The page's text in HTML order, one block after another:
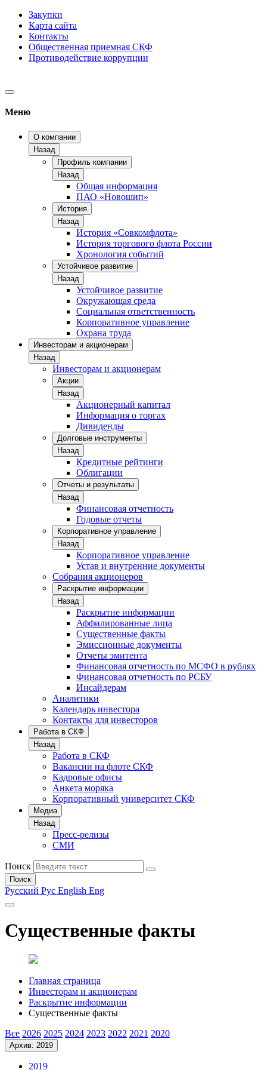
Закупки
Карта сайта
Контакты
Общественная приемная СКФ
Противодействие коррупции
Меню
О компании
Назад
Профиль компании
Назад
Общая информация
ПАО «Новошип»
История
Назад
История «Совкомфлота»
История торгового флота России
Хронология событий
Устойчивое развитие
Назад
Устойчивое развитие
Окружающая среда
Социальная ответственность
Корпоративное управление
Охрана труда
Инвесторам и акционерам
Назад
Инвесторам и акционерам
Акции
Назад
Акционерный капитал
Информация о торгах
Дивиденды
Долговые инструменты
Назад
Кредитные рейтинги
Облигации
Отчеты и результаты
Назад
Финансовая отчетность
Годовые отчеты
Корпоративное управление
Назад
Корпоративное управление
Устав и внутренние документы
Собрания акционеров
Раскрытие информации
Назад
Раскрытие информации
Аффилированные лица
Существенные факты
Эмиссионные документы
Отчеты эмитента
Финансовая отчетность по МСФО в рублях
Финансовая отчетность по РСБУ
Инсайдерам
Аналитики
Календарь инвестора
Контакты для инвесторов
Работа в СКФ
Назад
Работа в СКФ
Вакансии на флоте СКФ
Кадровые офисы
Анкета моряка
Корпоративный университет СКФ
Медиа
Назад
Пресс-релизы
СМИ
Поиск
Поиск
Русский Рус English Eng
Существенные факты
Главная страница
Инвесторам и акционерам
Раскрытие информации
Существенные факты
Все 2026 2025 2024 2023 2022 2021 2020
Архив: 2019
2019